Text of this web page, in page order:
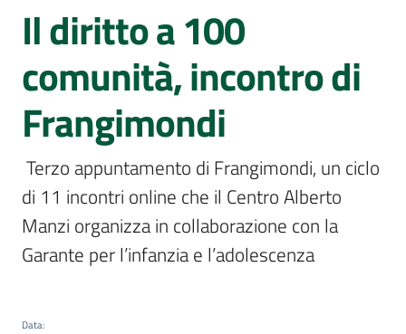
Notizie
Agenda
Assemblea
dei
ragazzi
delle
ragazze
Salta al contenuto
Il diritto a 100
comunità, incontro di
Frangimondi
di 11 incontri online che il Centro Alberto
Manzi organizza in collaborazione con la
Garante per l’infanzia e l’adolescenza
Data: